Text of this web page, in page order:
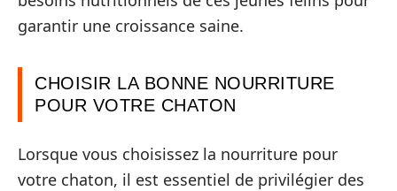
garantir une croissance saine.
CHOISIR LA BONNE NOURRITURE
POUR VOTRE CHATON
Lorsque vous choisissez la nourriture pour
votre chaton, il est essentiel de privilégier des